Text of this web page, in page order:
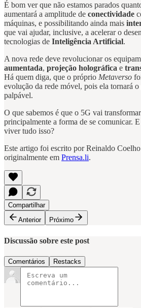
É bom ver que não estamos parados
aumentará a amplitude de conectividade
máquinas, e possibilitando ainda mais
que vai ajudar, inclusive, a acelerar o
tecnologias de Inteligência Artificial.
A nova rede deve revolucionar os
aumentada, projeção holográfica e
Há quem diga, que o próprio Metaverso
evolução da rede móvel, pois ela tornará
palpável.
O que sabemos é que o 5G vai
principalmente a forma de se comunicar.
viver tudo isso?
Este artigo foi escrito por Reinaldo
originalmente em Prensa.li.
Compartilhar
Anterior
Próximo
Discussão sobre este post
Comentários Restacks